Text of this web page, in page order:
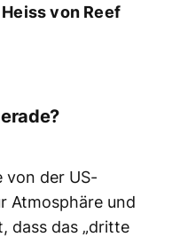
von Reef
von der US-
Atmosphäre und
dass das „dritte